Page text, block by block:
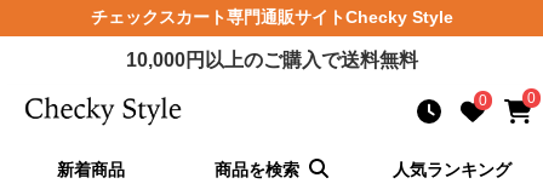
チェックスカート専門通販サイトChecky Style
10,000円以上のご購入で送料無料
0 0
新着商品 商品を検索 人気ランキング